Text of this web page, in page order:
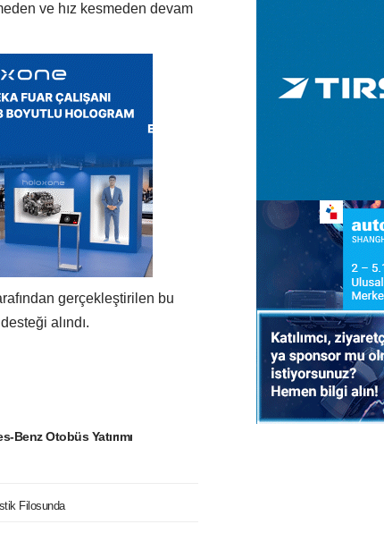
ve hız kesmeden devam
gerçekleştirilen bu
alındı.
Benz Otobüs Yatırımı
Filosunda